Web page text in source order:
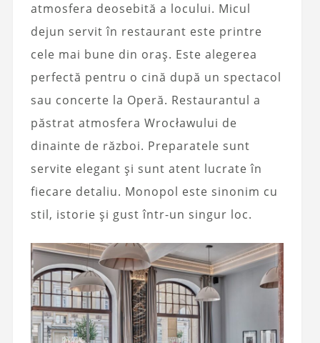
atmosfera deosebită a locului. Micul
dejun servit în restaurant este printre
cele mai bune din oraș. Este alegerea
perfectă pentru o cină după un spectacol
sau concerte la Operă. Restaurantul a
păstrat atmosfera Wrocławului de
dinainte de război. Preparatele sunt
servite elegant și sunt atent lucrate în
fiecare detaliu. Monopol este sinonim cu
stil, istorie și gust într-un singur loc.